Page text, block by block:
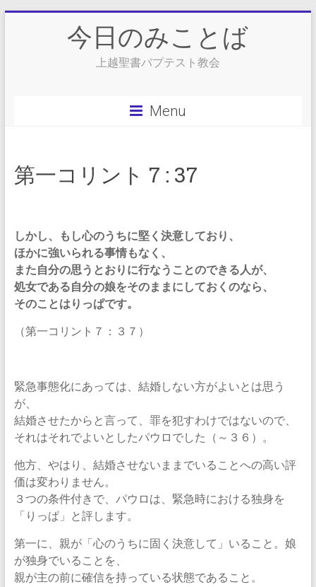
今日のみことば
上越聖書バプテスト教会
Menu
第一コリント 7 : 37
しかし、もし心のうちに堅く決意しており、
ほかに強いられる事情もなく、
また自分の思うとおりに行なうことのできる人が、
処女である自分の娘をそのままにしておくのなら、
そのことはりっぱです。
（第一コリント７：３７）
緊急事態化にあっては、結婚しない方がよいとは思う
が、
結婚させたからと言って、罪を犯すわけではないので、
それはそれでよいとしたパウロでした（～３６）。
他方、やはり、結婚させないままでいることへの高い評
価は変わりません。
３つの条件付きで、パウロは、緊急時における独身を
「りっぱ」と評します。
第一に、親が「心のうちに固く決意して」いること。娘
が独身でいることを、
親が主の前に確信を持っている状態であること。